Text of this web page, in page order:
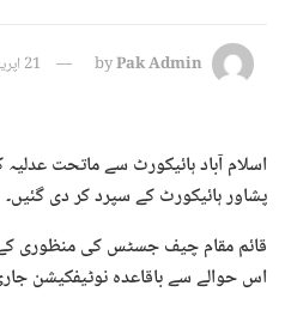
byPak Admin 21 اپریل , 2025
اسلام آباد ہائیکورٹ سے ماتحت
پشاور ہائیکورٹ کے سپرد کر دی گئیں۔
قائم مقام چیف جسٹس کی منظوری
اس حوالے سے باقاعدہ نوٹیفکیشن